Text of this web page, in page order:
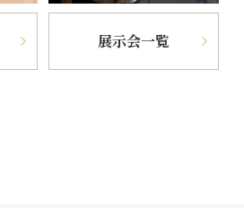
展示会一覧